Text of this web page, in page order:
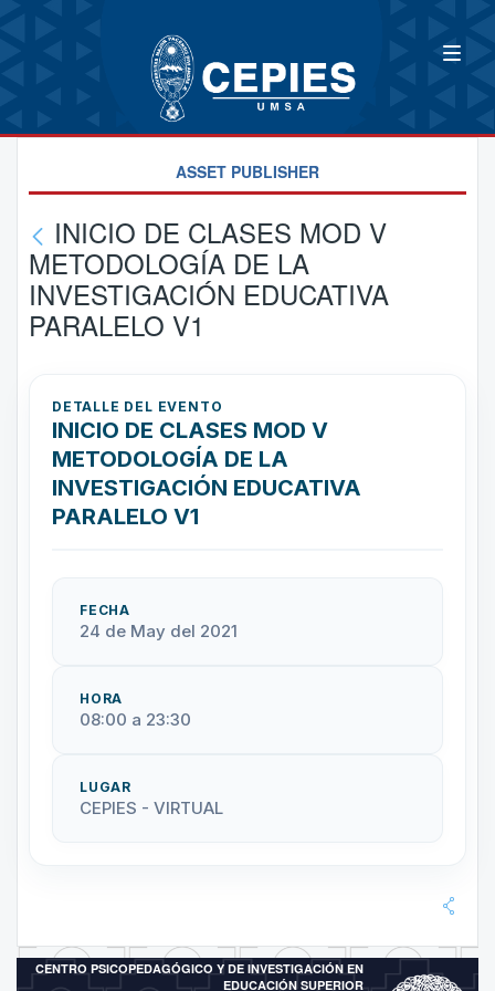
ASSET PUBLISHER
INICIO DE CLASES MOD V
METODOLOGÍA DE LA
INVESTIGACIÓN EDUCATIVA
PARALELO V1
DETALLE DEL EVENTO
INICIO DE CLASES MOD V
METODOLOGÍA DE LA
INVESTIGACIÓN EDUCATIVA
PARALELO V1
FECHA
24 de May del 2021
HORA
08:00 a 23:30
LUGAR
CEPIES - VIRTUAL
CENTRO PSICOPEDAGÓGICO Y DE INVESTIGACIÓN EN
EDUCACIÓN SUPERIOR